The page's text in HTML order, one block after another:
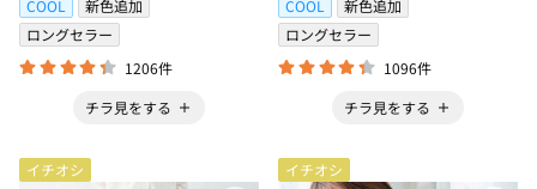
COOL
新色追加
ロングセラー
1206件
チラ見をする
COOL
新色追加
ロングセラー
1096件
チラ見をする
イチオシ イチオシ